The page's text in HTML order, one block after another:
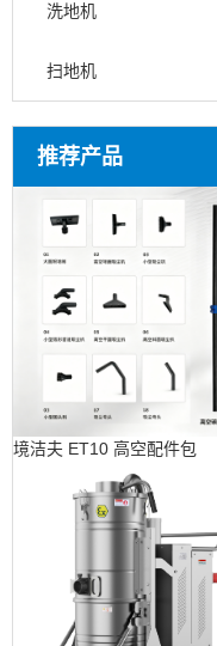
洗地机
扫地机
推荐产品
境洁夫 ET10 高空配件包